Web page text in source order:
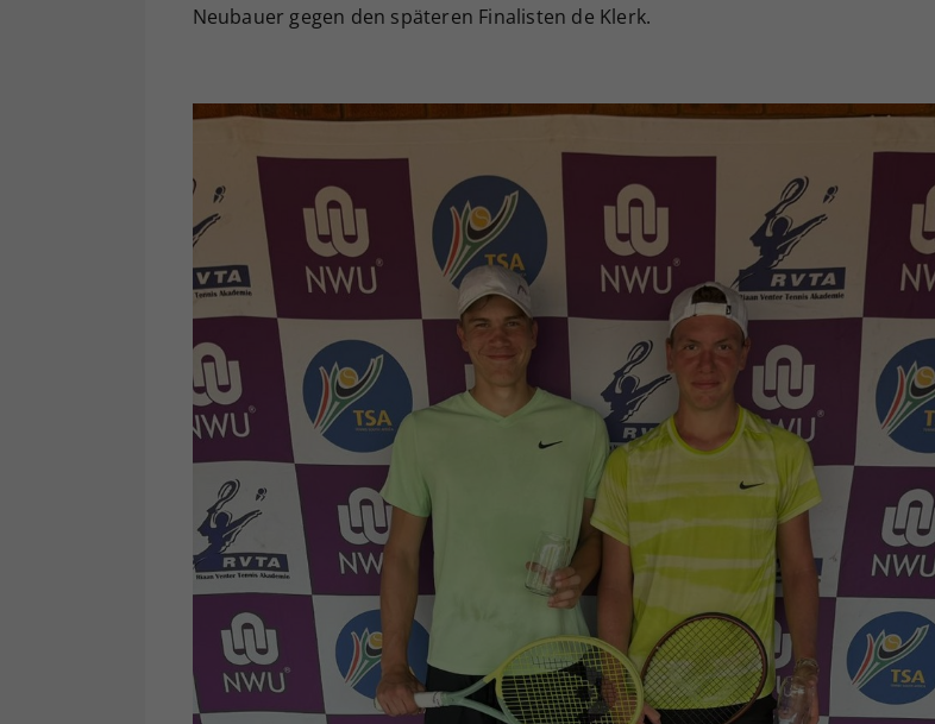
Neubauer gegen den späteren Finalisten de Klerk.